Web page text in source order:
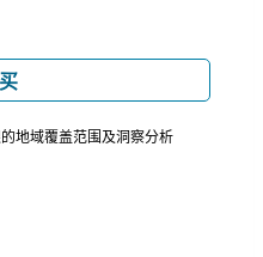
地域覆盖范围及洞察分析